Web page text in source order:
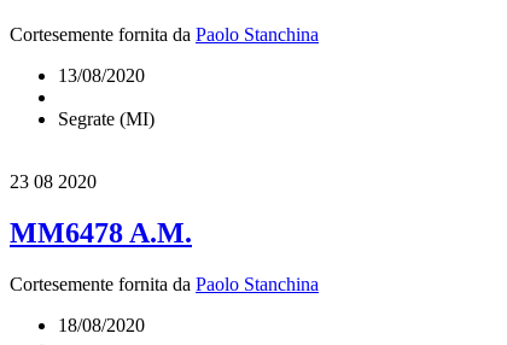
Cortesemente fornita da Paolo Stanchina
13/08/2020
Segrate (MI)
23 08 2020
MM6478 A.M.
Cortesemente fornita da Paolo Stanchina
18/08/2020